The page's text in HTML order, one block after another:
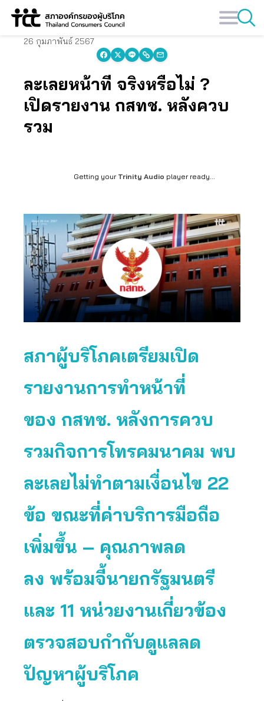
Skip
26 กุมภาพันธ์ 2567
ละเลยหน้าที่ จริงหรือไม่ ?
เปิดรายงาน กสทช. หลังควบ
รวม
Getting your Trinity Audio player ready...
สภาผู้บริโภคเตรียมเปิด
รายงานการทำหน้าที่
ของ กสทช. หลังการควบ
รวมกิจการโทรคมนาคม พบ
ละเลยไม่ทำตามเงื่อนไข 22
ข้อ ขณะที่ค่าบริการมือถือ
เพิ่มขึ้น – คุณภาพลด
ลง พร้อมจี้นายกรัฐมนตรี
และ 11 หน่วยงานเกี่ยวข้อง
ตรวจสอบกำกับดูแลลด
ปัญหาผู้บริโภค